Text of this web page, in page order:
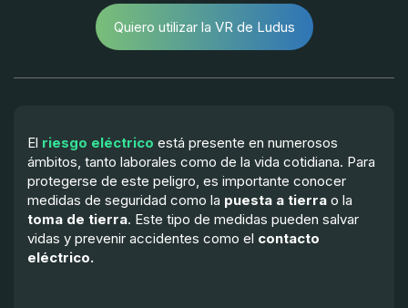
Quiero utilizar la VR de Ludus
El riesgo eléctrico está presente en numerosos
ámbitos, tanto laborales como de la vida cotidiana. Para
protegerse de este peligro, es importante conocer
medidas de seguridad como la puesta a tierra o la
toma de tierra. Este tipo de medidas pueden salvar
vidas y prevenir accidentes como el contacto
eléctrico.